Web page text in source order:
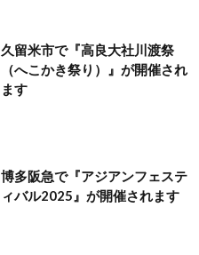
久留米市で『高良大社川渡祭
（へこかき祭り）』が開催され
ます
博多阪急で『アジアンフェステ
ィバル2025』が開催されます